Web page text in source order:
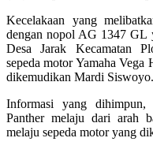
Kecelakaan yang
dengan nopol AG 1347 GL
Desa Jarak Kecamatan
sepeda motor Yamaha
dikemudikan Mardi Siswoyo.
Informasi yang dihimpun,
Panther melaju dari arah
melaju sepeda motor yang